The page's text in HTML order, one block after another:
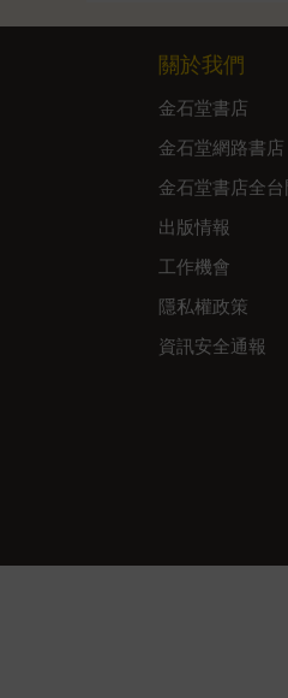
關於我們
金石堂書店
金石堂網路書店
金石堂書店全台
出版情報
工作機會
隱私權政策
資訊安全通報